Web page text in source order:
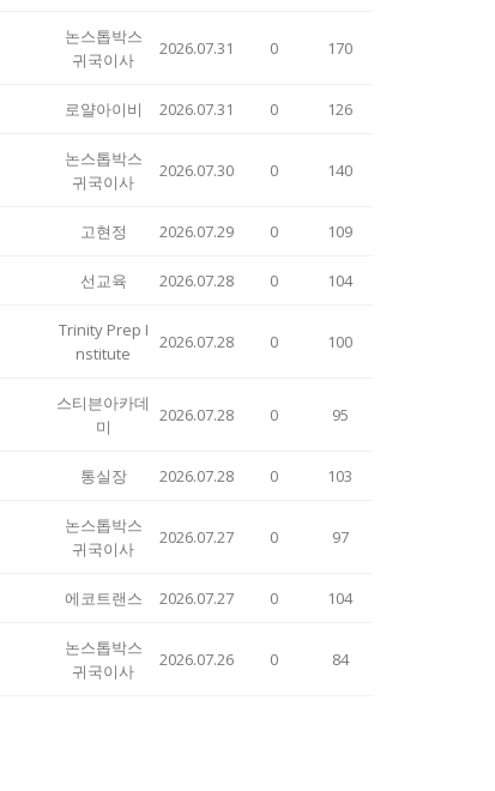
논스톱박스
귀국이사
2026.07.31 0 170
로얄아이비 2026.07.31 0 126
논스톱박스
귀국이사
2026.07.30 0 140
고현정 2026.07.29 0 109
선교육 2026.07.28 0 104
Trinity Prep I
nstitute
2026.07.28 0 100
스티븐아카데
미
2026.07.28 0 95
통실장 2026.07.28 0 103
논스톱박스
귀국이사
2026.07.27 0 97
에코트랜스 2026.07.27 0 104
논스톱박스
귀국이사
2026.07.26 0 84